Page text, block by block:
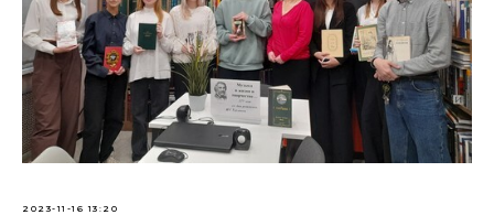
2023-11-16 13:20